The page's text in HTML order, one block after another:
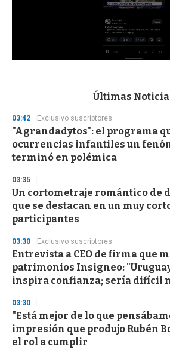
s
d
s
o
f
3
s
e
c
o
n
d
Últimas
03:42 Exclusivo suscriptores
"Agrandadytos": el programa
ocurrencias infantiles un
terminó en polémica
03:35
Un cortometraje romántico de
que se destacan en un muy
participantes
03:30 Exclusivo suscriptores
Entrevista a CEO de firma que
patrimonios Insigneo:
inspira confianza; sería difícil
03:30
"Está mejor de lo que
impresión que produjo Rubén
el rol a cumplir